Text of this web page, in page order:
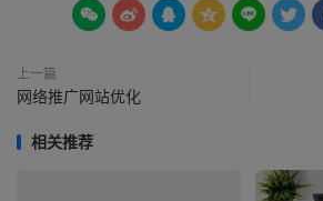
     
上一篇
网络推广网站优化
相关推荐